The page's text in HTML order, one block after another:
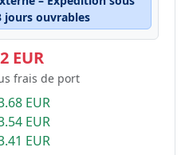
jours ouvrables
EUR
frais de port
EUR
EUR
EUR